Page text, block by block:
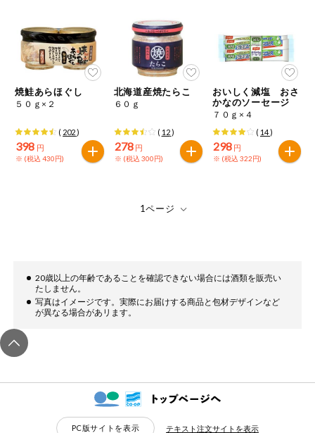
焼鮭あらほぐし
５０ｇ×２
( 202)
398 円
※ (税込 430円)
北海道産焼たらこ
６０ｇ
( 12)
278 円
※ (税込 300円)
おいしく減塩 おさ
かなのソーセージ
７０ｇ×４
( 14)
298 円
※ (税込 322円)
20歳以上の年齢であることを確認できない場合には酒類を販売い
たしません。
写真はイメージです。実際にお届けする商品と包材デザインなど
が異なる場合があリます。
PC版サイトを表示 テキスト注文サイトを表示